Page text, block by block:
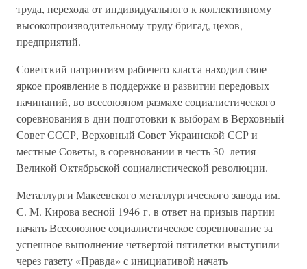
труда, перехода от индивидуального к коллективному
высокопроизводительному труду бригад, цехов,
предприятий.
Советский патриотизм рабочего класса находил свое
яркое проявление в поддержке и развитии передовых
начинаний, во всесоюзном размахе социалистического
соревнования в дни подготовки к выборам в Верховный
Совет СССР, Верховный Совет Украинской ССР и
местные Советы, в соревновании в честь 30–летия
Великой Октябрьской социалистической революции.
Металлурги Макеевского металлургического завода им.
С. М. Кирова весной 1946 г. в ответ на призыв партии
начать Всесоюзное социалистическое соревнование за
успешное выполнение четвертой пятилетки выступили
через газету «Правда» с инициативой начать